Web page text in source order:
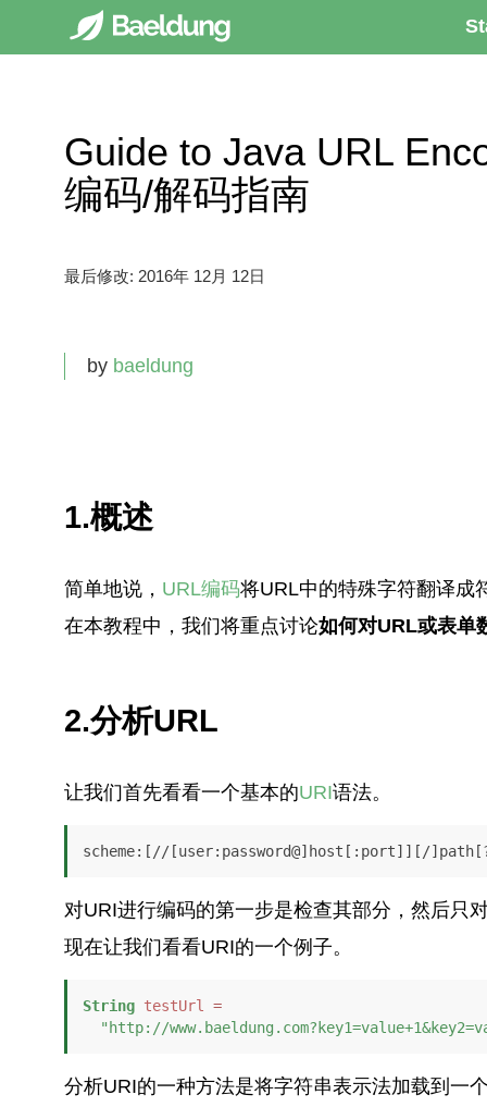
Guide to Java URL
编码/解码指南
最后修改: 2016年 12月 12日
by baeldung
1.概述
简单地说， URL编码将URL中的特殊字符翻译成
在本教程中，我们将重点讨论如何对URL或表单
2.分析URL
让我们首先看看一个基本的URI语法。
scheme:[//[user:password@]host[:port]][/
对URI进行编码的第一步是检查其部分，然后只
现在让我们看看URI的一个例子。
String testUrl
=
"http://
分析URI的一种方法是将字符串表示法加载到一